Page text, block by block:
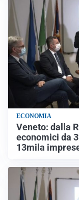
ECONOMIA
Veneto: dalla
economici da
13mila